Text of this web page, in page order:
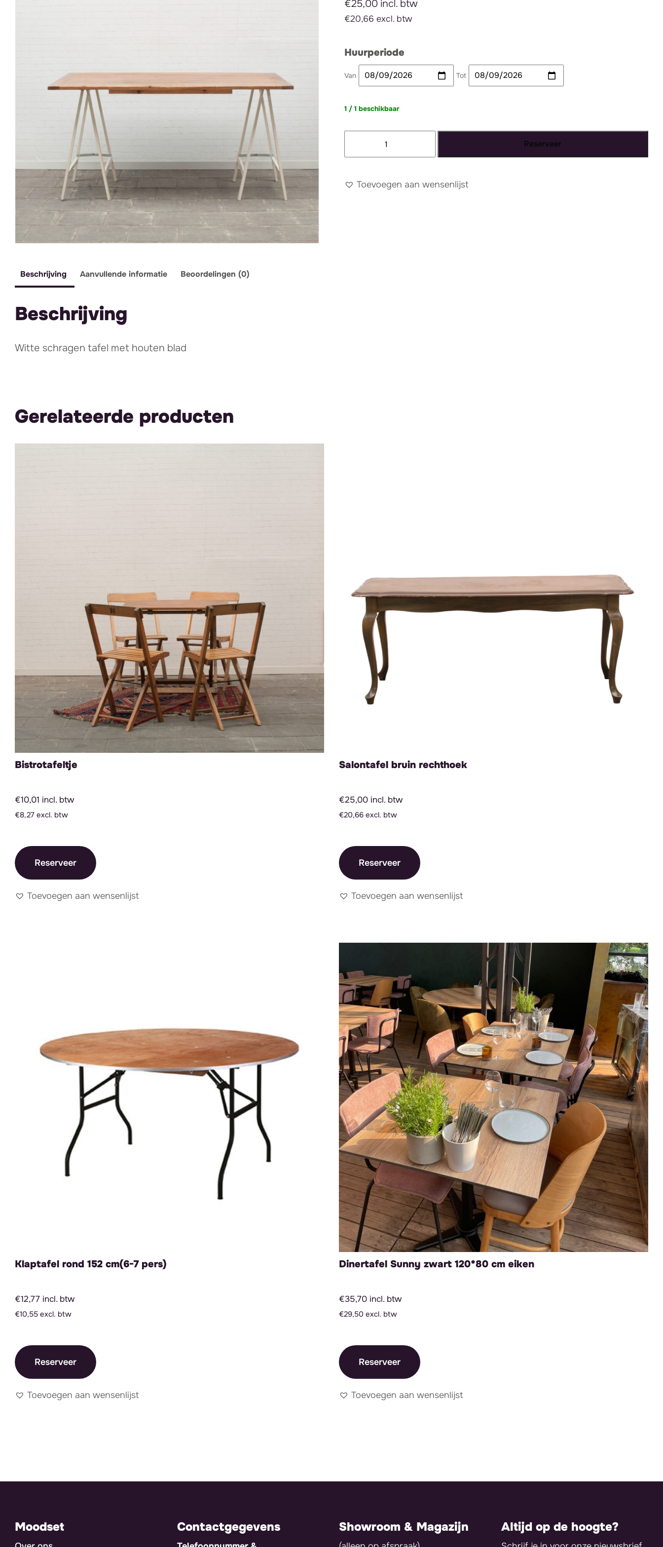
€25,00 incl. btw
€20,66 excl. btw
Huurperiode
Van Tot
1 / 1 beschikbaar
blad
Reserveer
Toevoegen aan wensenlijst
Beschrijving Aanvullende informatie Beoordelingen (0)
Beschrijving
Witte schragen tafel met houten blad
Gerelateerde producten
Bistrotafeltje
€10,01 incl. btw
€8,27 excl. btw
Reserveer
Toevoegen aan wensenlijst
Salontafel bruin rechthoek
€25,00 incl. btw
€20,66 excl. btw
Reserveer
Toevoegen aan wensenlijst
Klaptafel rond 152 cm(6-7 pers)
€12,77 incl. btw
€10,55 excl. btw
Reserveer
Toevoegen aan wensenlijst
Dinertafel Sunny zwart 120*80 cm eiken
€35,70 incl. btw
€29,50 excl. btw
Reserveer
Toevoegen aan wensenlijst
Moodset Contactgegevens Showroom & Magazijn Altijd op de hoogte?